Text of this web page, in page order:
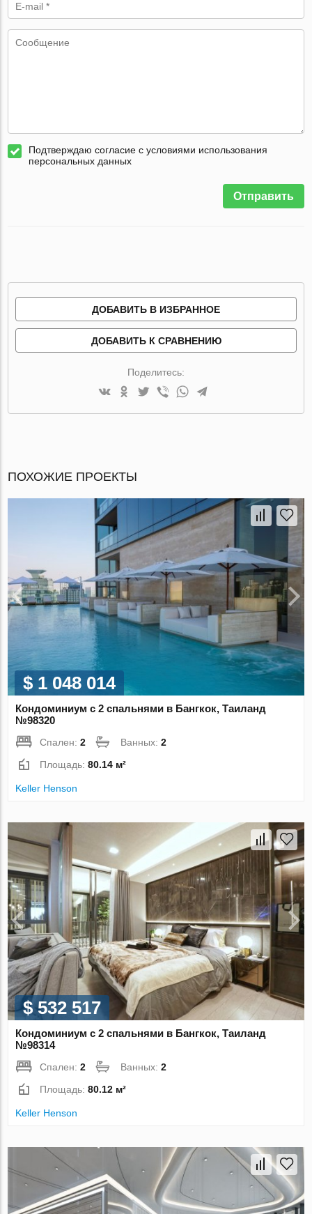
Подтверждаю согласие с условиями использования
персональных данных
Отправить
ДОБАВИТЬ В ИЗБРАННОЕ
ДОБАВИТЬ К СРАВНЕНИЮ
Поделитесь:
ПОХОЖИЕ ПРОЕКТЫ
$ 1 048 014
Кондоминиум с 2 спальнями в Бангкок, Таиланд
№98320
Спален:2 Ванных:2
Площадь:80.14 м²
Keller Henson
$ 532 517
Кондоминиум с 2 спальнями в Бангкок, Таиланд
№98314
Спален:2 Ванных:2
Площадь:80.12 м²
Keller Henson